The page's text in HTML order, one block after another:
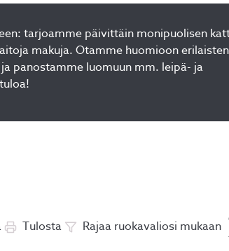
tarjoamme päivittäin monipuolisen
makuja. Otamme huomioon erilaisten
panostamme luomuun mm. leipä- ja
Tulosta Rajaa ruokavaliosi mukaan